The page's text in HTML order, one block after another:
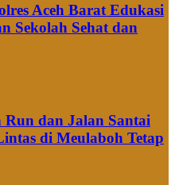
Aceh Barat Edukasi
Sekolah Sehat dan
dan Jalan Santai
di Meulaboh Tetap